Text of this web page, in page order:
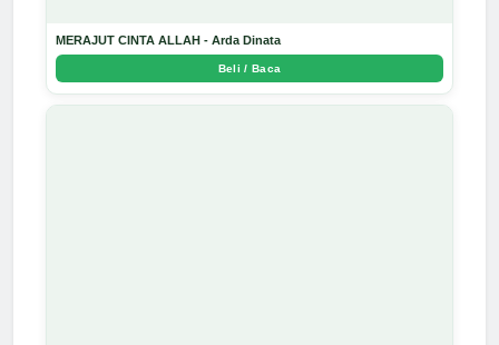
MERAJUT CINTA ALLAH - Arda Dinata
Beli / Baca